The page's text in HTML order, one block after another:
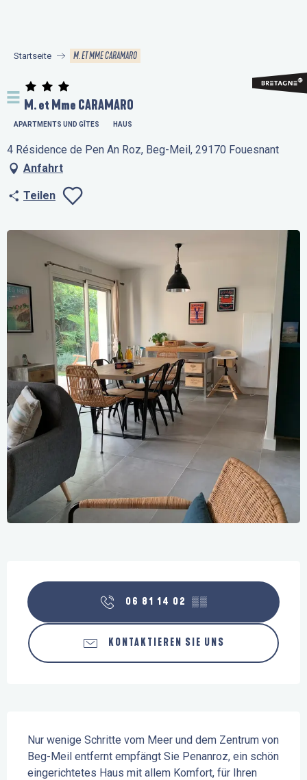
principal
Startseite M. ET MME CARAMARO
M. et Mme CARAMARO
APARTMENTS UND GÎTES HAUS
4 Résidence de Pen An Roz, Beg-Meil, 29170 Fouesnant
Anfahrt
Teilen
06 81 14 02 ▒▒
KONTAKTIEREN SIE UNS
Nur wenige Schritte vom Meer und dem Zentrum von
Beg-Meil entfernt empfängt Sie Penanroz, ein schön
eingerichtetes Haus mit allem Komfort, für Ihren